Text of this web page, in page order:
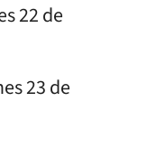
22 de
23 de